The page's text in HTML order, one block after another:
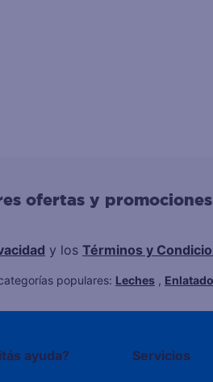
ofertas y
y los Términos y
populares: Leches ,
ayuda? Servicios